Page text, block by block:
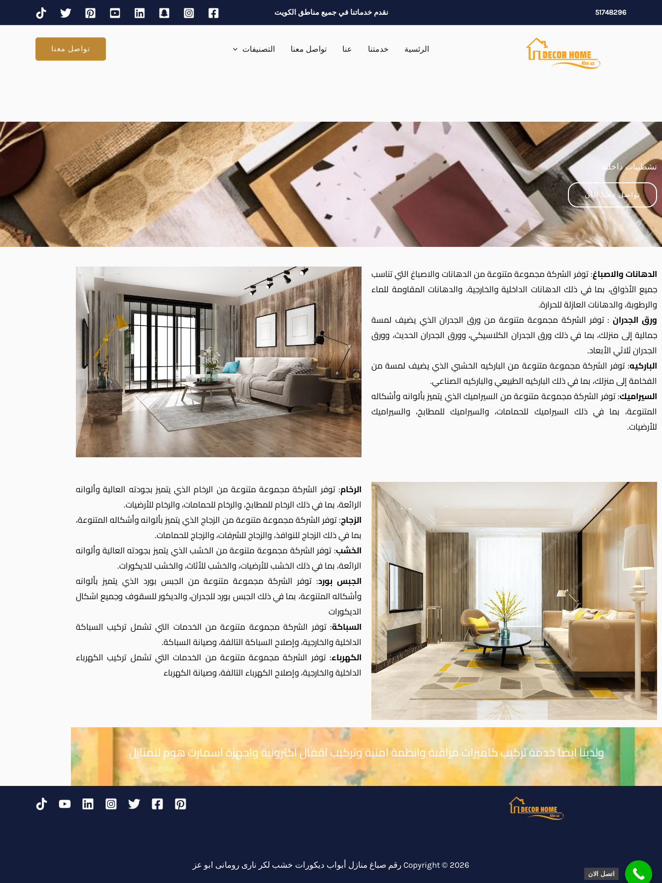
إلى
51748296 نقدم خدماتنا في جميع مناطق الكويت
الرئسية خدمتنا عنا تواصل معنا التصنيفات تواصل معنا
تشطيبات داخلية
تواصل معنا الآن
الدهانات والاصباغ: توفر الشركة مجموعة متنوعة من الدهانات والاصباغ التي تناسب
جميع الأذواق، بما في ذلك الدهانات الداخلية والخارجية، والدهانات المقاومة للماء
والرطوبة، والدهانات العازلة للحرارة.
ورق الجدران: توفر الشركة مجموعة متنوعة من ورق الجدران الذي يضيف لمسة
جمالية إلى منزلك، بما في ذلك ورق الجدران الكلاسيكي، وورق الجدران الحديث، وورق
الجدران ثلاثي الأبعاد.
الباركيه: توفر الشركة مجموعة متنوعة من الباركيه الخشبي الذي يضيف لمسة من
الفخامة إلى منزلك، بما في ذلك الباركيه الطبيعي والباركيه الصناعي.
السيراميك: توفر الشركة مجموعة متنوعة من السيراميك الذي يتميز بألوانه وأشكاله
المتنوعة، بما في ذلك السيراميك للحمامات، والسيراميك للمطابخ، والسيراميك
للأرضيات.
الرخام: توفر الشركة مجموعة متنوعة من الرخام الذي يتميز بجودته العالية وألوانه
الرائعة، بما في ذلك الرخام للمطابخ، والرخام للحمامات، والرخام للأرضيات.
الزجاج: توفر الشركة مجموعة متنوعة من الزجاج الذي يتميز بألوانه وأشكاله المتنوعة،
بما في ذلك الزجاج للنوافذ، والزجاج للشرفات، والزجاج للحمامات.
الخشب: توفر الشركة مجموعة متنوعة من الخشب الذي يتميز بجودته العالية وألوانه
الرائعة، بما في ذلك الخشب للأرضيات، والخشب للأثاث، والخشب للديكورات.
الجبس بورد: توفر الشركة مجموعة متنوعة من الجبس بورد الذي يتميز بألوانه
وأشكاله المتنوعة، بما في ذلك الجبس بورد للجدران، والديكور للسقوف وجميع اشكال
الديكورات
السباكة: توفر الشركة مجموعة متنوعة من الخدمات التي تشمل تركيب السباكة
الداخلية والخارجية، وإصلاح السباكة التالفة، وصيانة السباكة.
الكهرباء: توفر الشركة مجموعة متنوعة من الخدمات التي تشمل تركيب الكهرباء
الداخلية والخارجية، وإصلاح الكهرباء التالفة، وصيانة الكهرباء
ولدينا ايضا خدمة تركيب كاميرات مراقبة وانظمة امنية وتركيب اقفال اكترونية واجهزة اسمارت هوم للمنازل
Copyright © 2026 رقم صباغ منازل أبواب ديكورات خشب لكر نارى رومانى ابو عز
اتصل الان